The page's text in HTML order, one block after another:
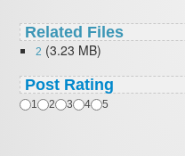
Related Files
2 (3.23 MB)
Post Rating
1 2 3 4 5